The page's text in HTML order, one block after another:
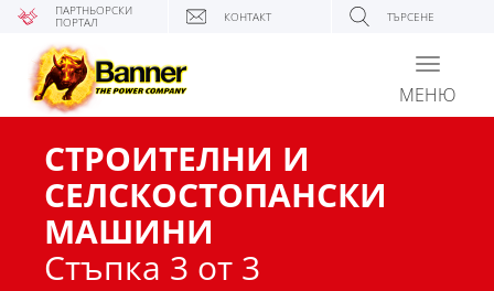
ПАРТНЬОРСКИ
ПОРТАЛ КОНТАКТ ТЪРСЕНЕ
Toggle
МЕНЮ
СТРОИТЕЛНИ И
СЕЛСКОСТОПАНСКИ
МАШИНИ
Стъпка 3 от 3